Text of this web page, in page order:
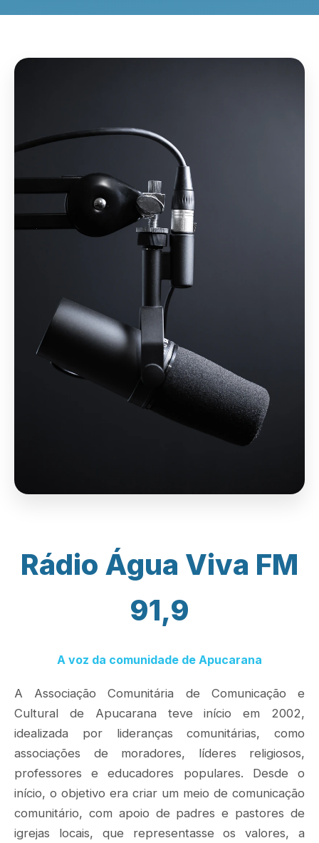
Rádio Água Viva FM
91,9
A voz da comunidade de Apucarana
A Associação Comunitária de Comunicação e
Cultural de Apucarana teve início em 2002,
idealizada por lideranças comunitárias, como
associações de moradores, líderes religiosos,
professores e educadores populares. Desde o
início, o objetivo era criar um meio de comunicação
comunitário, com apoio de padres e pastores de
igrejas locais, que representasse os valores, a